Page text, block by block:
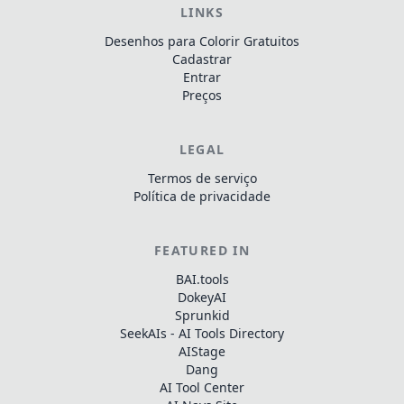
LINKS
Desenhos para Colorir Gratuitos
Cadastrar
Entrar
Preços
LEGAL
Termos de serviço
Política de privacidade
FEATURED IN
BAI.tools
DokeyAI
Sprunkid
SeekAIs - AI Tools Directory
AIStage
Dang
AI Tool Center